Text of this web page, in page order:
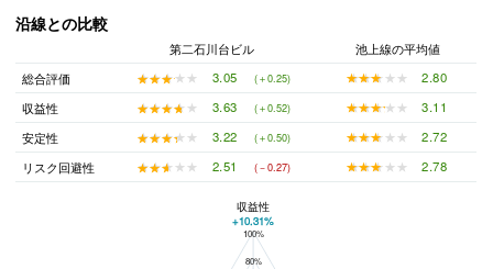
沿線との比較
第二石川台ビル
池上線の平均値
総合評価
★★★★★
★★★★★ 3.05 (＋0.25) ★★★★★
★★★★★
2.80
収益性
★★★★★
★★★★★ 3.63 (＋0.52) ★★★★★
★★★★★
3.11
安定性
★★★★★
★★★★★ 3.22 (＋0.50) ★★★★★
★★★★★
2.72
リスク回避性
★★★★★
★★★★★ 2.51 (－0.27) ★★★★★
★★★★★ 2.78
第二石川台ビルと池上線の平均値の総合評価の比較
100%
80%
収益性
+10.31%